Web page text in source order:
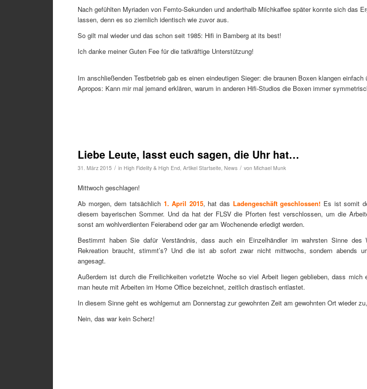
Nach gefühlten Myriaden von Femto-Sekunden und anderthalb Milchkaffee später konnte sich das
lassen, denn es so ziemlich identisch wie zuvor aus.
So gilt mal wieder und das schon seit 1985: Hifi in Bamberg at its best!
Ich danke meiner Guten Fee für die tatkräftige Unterstützung!
Im anschließenden Testbetrieb gab es einen eindeutigen Sieger: die braunen Boxen klangen einfach
Apropos: Kann mir mal jemand erklären, warum in anderen Hifi-Studios die Boxen immer
Liebe Leute, lasst euch sagen, die Uhr hat…
31. März 2015 / in High Fidelity & High End Artikel Startseite News / von Michael Munk
Mittwoch geschlagen!
Ab morgen, dem tatsächlich 1. April 2015, hat das Ladengeschäft geschlossen! Es ist somit
diesem bayerischen Sommer. Und da hat der FLSV die Pforten fest verschlossen, um die
sonst am wohlverdienten Feierabend oder gar am Wochenende erledigt werden.
Bestimmt haben Sie dafür Verständnis, dass auch ein Einzelhändler im wahrsten Sinne des
Rekreation braucht, stimmt’s? Und die ist ab sofort zwar nicht mittwochs, sondern abends
angesagt.
Außerdem ist durch die Freilichkeiten vorletzte Woche so viel Arbeit liegen geblieben, dass mich
man heute mit Arbeiten im Home Office bezeichnet, zeitlich drastisch entlastet.
In diesem Sinne geht es wohlgemut am Donnerstag zur gewohnten Zeit am gewohnten Ort wieder
Nein, das war kein Scherz!